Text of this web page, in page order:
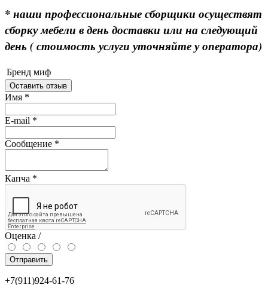
* наши профессиональные сборщики осуществят
сборку мебели в день доставки или на следующий
день ( стоимость услуги уточняйте у оператора)
Бренд миф
Оставить отзыв
Имя *
E-mail *
Сообщение *
Капча *
Оценка /
Отправить
+7(911)924-61-76